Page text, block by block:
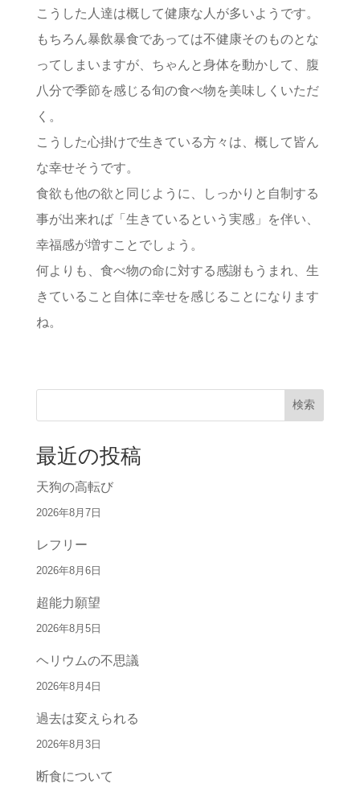
こうした人達は概して健康な人が多いようです。
もちろん暴飲暴食であっては不健康そのものとな
ってしまいますが、ちゃんと身体を動かして、腹
八分で季節を感じる旬の食べ物を美味しくいただ
く。
こうした心掛けで生きている方々は、概して皆ん
な幸せそうです。
食欲も他の欲と同じように、しっかりと自制する
事が出来れば「生きているという実感」を伴い、
幸福感が増すことでしょう。
何よりも、食べ物の命に対する感謝もうまれ、生
きていること自体に幸せを感じることになります
ね。
検索
最近の投稿
天狗の高転び
2026年8月7日
レフリー
2026年8月6日
超能力願望
2026年8月5日
ヘリウムの不思議
2026年8月4日
過去は変えられる
2026年8月3日
断食について